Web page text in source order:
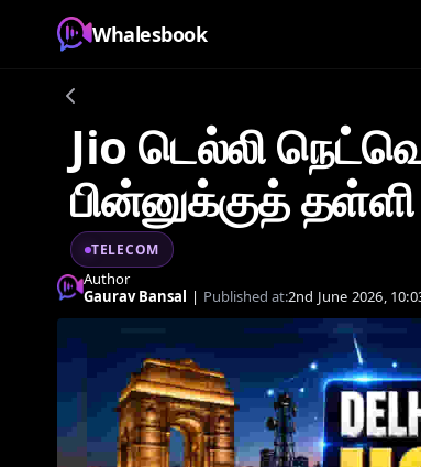
Whalesbook
Jio டெல்லி
பின்னுக்குத் தள்ளி
TELECOM
Author
Gaurav Bansal | Published at:2nd June 2026,